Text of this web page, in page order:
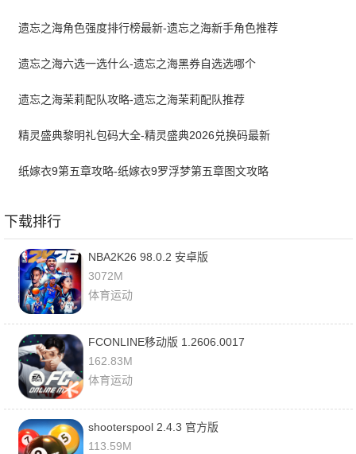
遗忘之海角色强度排行榜最新-遗忘之海新手角色推荐
遗忘之海六选一选什么-遗忘之海黑券自选选哪个
遗忘之海茉莉配队攻略-遗忘之海茉莉配队推荐
精灵盛典黎明礼包码大全-精灵盛典2026兑换码最新
纸嫁衣9第五章攻略-纸嫁衣9罗浮梦第五章图文攻略
下载排行
NBA2K26 98.0.2 安卓版
3072M
体育运动
FCONLINE移动版 1.2606.0017
162.83M
体育运动
shooterspool 2.4.3 官方版
113.59M